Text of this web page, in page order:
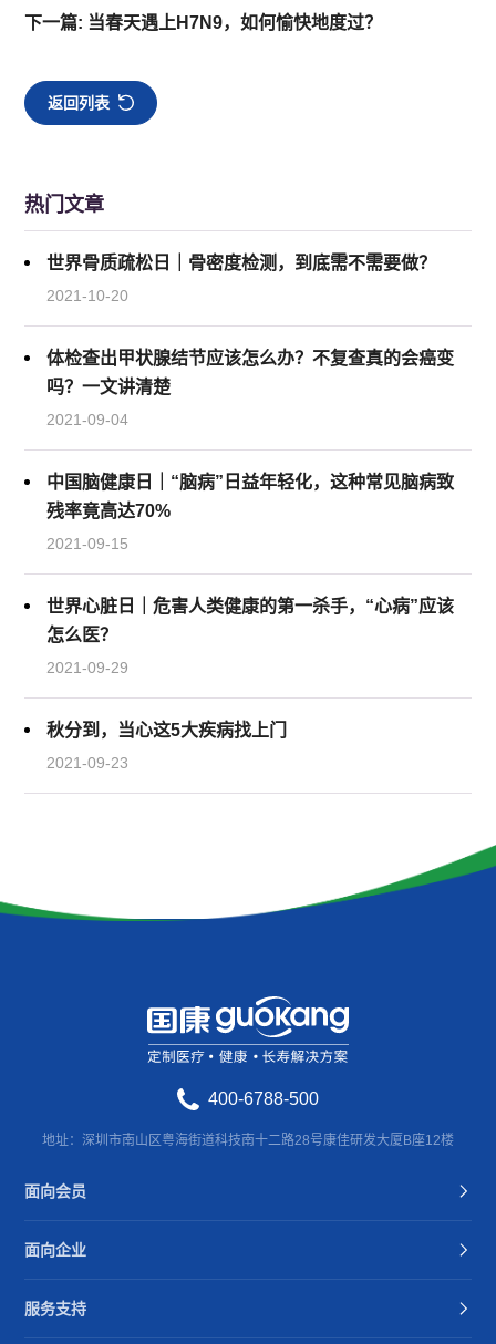
下一篇: 当春天遇上H7N9，如何愉快地度过？
返回列表
热门文章
世界骨质疏松日｜骨密度检测，到底需不需要做？
2021-10-20
体检查出甲状腺结节应该怎么办？不复查真的会癌变
吗？一文讲清楚
2021-09-04
中国脑健康日｜“脑病”日益年轻化，这种常见脑病致
残率竟高达70%
2021-09-15
世界心脏日｜危害人类健康的第一杀手，“心病”应该
怎么医？
2021-09-29
秋分到，当心这5大疾病找上门
2021-09-23
400-6788-500
地址：深圳市南山区粤海街道科技南十二路28号康佳研发大厦B座12楼
面向会员
面向企业
服务支持